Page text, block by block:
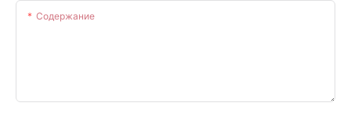
Содержание